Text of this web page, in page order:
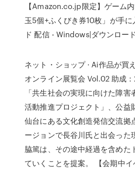
【Amazon.co.jp限定】ゲーム
玉5個+ふくびき券10枚」が手
ド 配信 - Windows|ダウンロー
ネット・ショップ · Ai作品が買
オンライン展覧会 Vol.02 助成
「共生社会の実現に向けた障
活動推進プロジェクト」、公益
仙台にある文化創造発信交流拠
ージョンで長谷川氏と出会った
脇篤は、その途中経過を含めた
ていくことを提案。 【会期中イ